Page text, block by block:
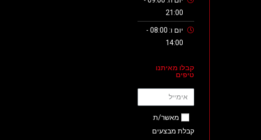
21:00
יום ו: 08:00 -
14:00
קבלו מאיתנו
טיפים
מאשר/ת
קבלת מבצעים